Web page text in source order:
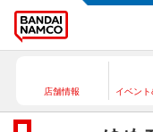
店舗情報 イベント